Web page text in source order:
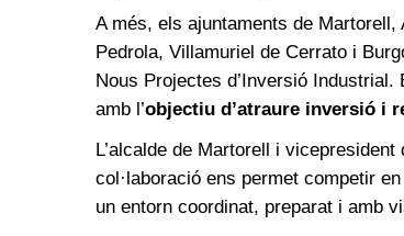
A més, els ajuntaments de
Pedrola, Villamuriel de Cerrato i
Nous Projectes d’Inversió Industrial.
amb l’objectiu d’atraure inversió i
L’alcalde de Martorell i vicepresident
col·laboració ens permet competir
un entorn coordinat, preparat i amb